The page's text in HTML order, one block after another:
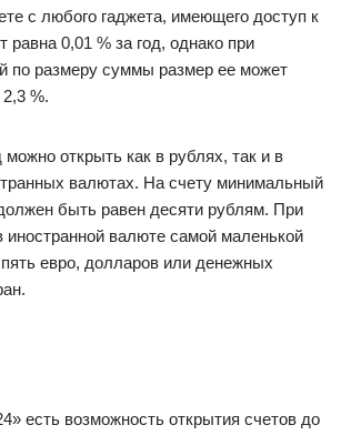
с любого гаджета, имеющего доступ к
равна 0,01 % за год, однако при
по размеру суммы размер ее может
%.
открыть как в рублях, так и в
валютах. На счету минимальный
быть равен десяти рублям. При
иностранной валюте самой маленькой
евро, долларов или денежных
есть возможность открытия счетов до